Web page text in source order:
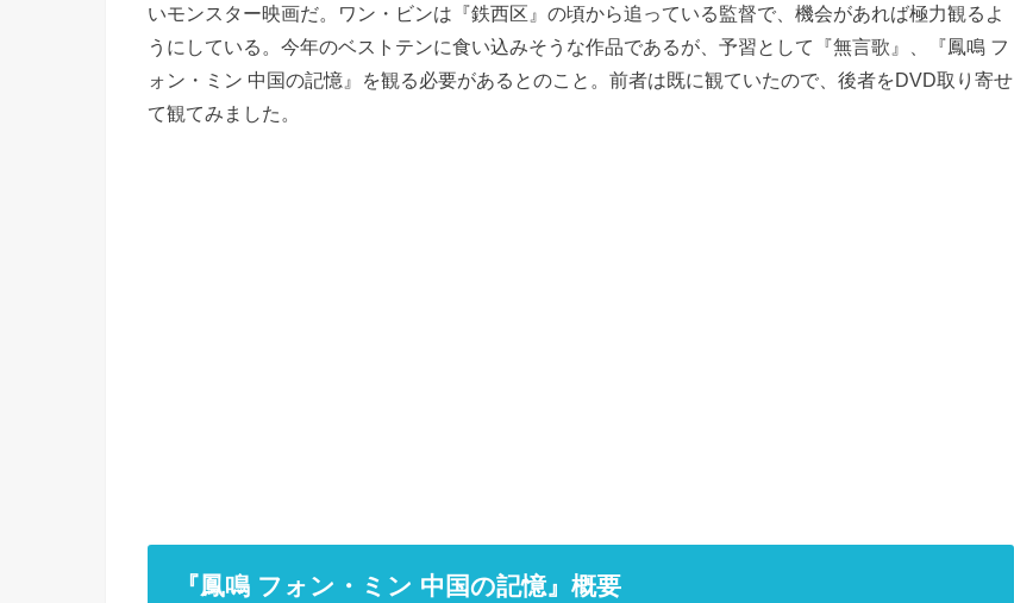
いモンスター映画だ。ワン・ビンは『鉄西区』の頃から追っている監督で、機会があれば極力観るよ
うにしている。今年のベストテンに食い込みそうな作品であるが、予習として『無言歌』、『鳳鳴 フ
ォン・ミン 中国の記憶』を観る必要があるとのこと。前者は既に観ていたので、後者をDVD取り寄せ
て観てみました。
『鳳鳴 フォン・ミン 中国の記憶』概要